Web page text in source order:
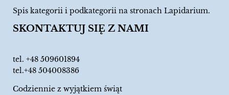
Spis kategorii i podkategorii na stronach Lapidarium.
SKONTAKTUJ SIĘ Z NAMI
tel. +48 509601894
tel.+48 504008386
Codziennie z wyjątkiem świąt